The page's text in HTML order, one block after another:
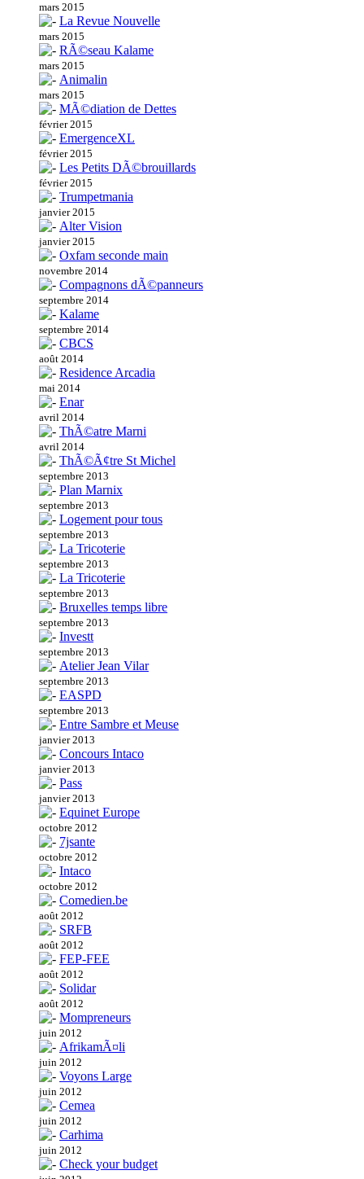
mars 2015
La Revue Nouvelle
mars 2015
RÃ©seau Kalame
mars 2015
Animalin
mars 2015
MÃ©diation de Dettes
février 2015
EmergenceXL
février 2015
Les Petits DÃ©brouillards
février 2015
Trumpetmania
janvier 2015
Alter Vision
janvier 2015
Oxfam seconde main
novembre 2014
Compagnons dÃ©panneurs
septembre 2014
Kalame
septembre 2014
CBCS
août 2014
Residence Arcadia
mai 2014
Enar
avril 2014
ThÃ©atre Marni
avril 2014
ThÃ©Ã¢tre St Michel
septembre 2013
Plan Marnix
septembre 2013
Logement pour tous
septembre 2013
La Tricoterie
septembre 2013
La Tricoterie
septembre 2013
Bruxelles temps libre
septembre 2013
Investt
septembre 2013
Atelier Jean Vilar
septembre 2013
EASPD
septembre 2013
Entre Sambre et Meuse
janvier 2013
Concours Intaco
janvier 2013
Pass
janvier 2013
Equinet Europe
octobre 2012
7jsante
octobre 2012
Intaco
octobre 2012
Comedien.be
août 2012
SRFB
août 2012
FEP-FEE
août 2012
Solidar
août 2012
Mompreneurs
juin 2012
AfrikamÃ¤li
juin 2012
Voyons Large
juin 2012
Cemea
juin 2012
Carhima
juin 2012
Check your budget